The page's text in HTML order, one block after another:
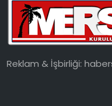
Reklam & İşbirliği: